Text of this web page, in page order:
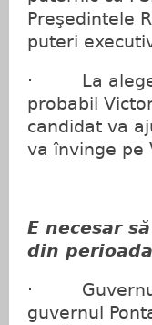
Preşedintele
puteri
· La
probabil
candidat va
va învinge pe
E necesar
din
· Guvernul
guvernul